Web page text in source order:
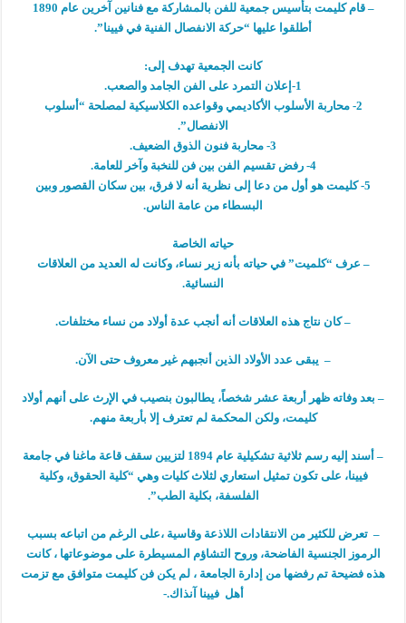
– قام كليمت بتأسيس جمعية للفن بالمشاركة مع فنانين آخرين عام 1890
أطلقوا عليها “حركة الانفصال الفنية في فيينا”.
كانت الجمعية تهدف إلى:
1-إعلان التمرد على الفن الجامد والصعب.
2- محاربة الأسلوب الأكاديمي وقواعده الكلاسيكية لمصلحة “أسلوب
الانفصال”.
3- محاربة فنون الذوق الضعيف.
4- رفض تقسيم الفن بين فن للنخبة وآخر للعامة.
5- كليمت هو أول من دعا إلى نظرية أنه لا فرق، بين سكان القصور وبين
البسطاء من عامة الناس.
حياته الخاصة
– عرف “كلميت” في حياته بأنه زير نساء، وكانت له العديد من العلاقات
النسائية.
– كان نتاج هذه العلاقات أنه أنجب عدة أولاد من نساء مختلفات.
– يبقى عدد الأولاد الذين أنجبهم غير معروف حتى الآن.
– بعد وفاته ظهر أربعة عشر شخصاً، يطالبون بنصيب في الإرث على أنهم أولاد
كليمت، ولكن المحكمة لم تعترف إلا بأربعة منهم.
– أسند إليه رسم ثلاثية تشكيلية عام 1894 لتزيين سقف قاعة ماغنا في جامعة
فيينا، على تكون تمثيل استعاري لثلاث كليات وهي “كلية الحقوق، وكلية
الفلسفة، بكلية الطب”.
– تعرض للكثير من الانتقادات اللاذعة وقاسية ،على الرغم من اتباعه بسبب
الرموز الجنسية الفاضحة، وروح التشاؤم المسيطرة على موضوعاتها ، كانت
هذه فضيحة تم رفضها من إدارة الجامعة ، لم يكن فن كليمت متوافق مع تزمت
أهل فيينا آنذاك.-